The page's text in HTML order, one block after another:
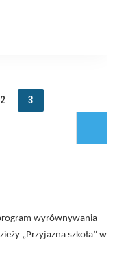
2 3
program wyrównywania
„Przyjazna szkoła” w